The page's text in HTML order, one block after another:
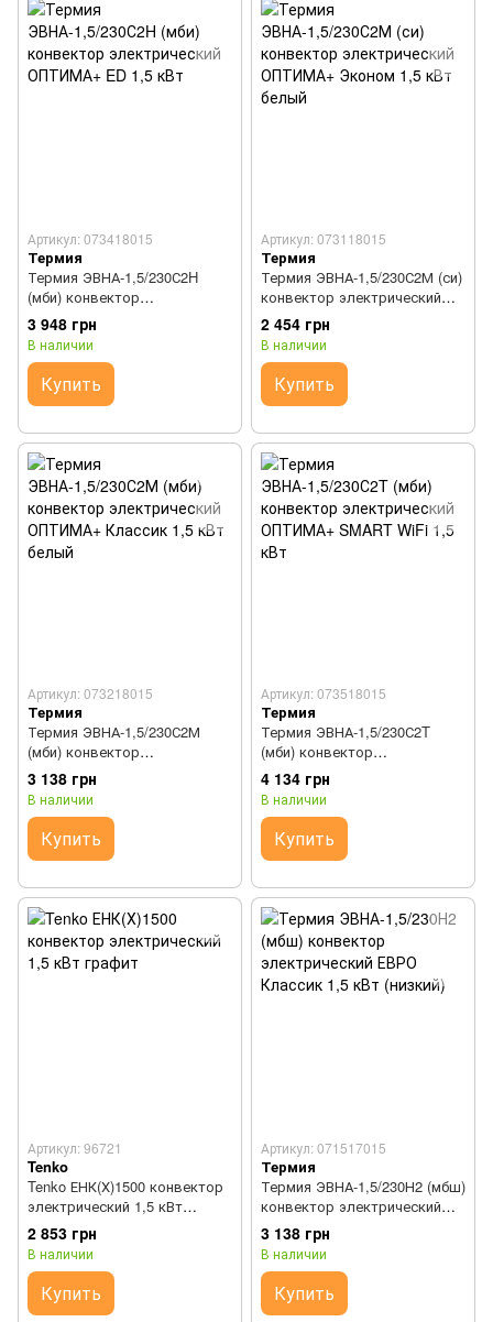
Артикул: 073418015
Термия
Термия ЭВНА-1,5/230С2H
(мби) конвектор
электрический ОПТИМА+ ED
1,5 кВт
3 948 грн
В наличии
Купить
Артикул: 073118015
Термия
Термия ЭВНА-1,5/230С2М (си)
конвектор электрический
ОПТИМА+ Эконом 1,5 кВт
белый
2 454 грн
В наличии
Купить
Артикул: 073218015
Термия
Термия ЭВНА-1,5/230С2М
(мби) конвектор
электрический ОПТИМА+
Классик 1,5 кВт белый
3 138 грн
В наличии
Купить
Артикул: 073518015
Термия
Термия ЭВНА-1,5/230С2T
(мби) конвектор
электрический ОПТИМА+
SMART WiFi 1,5 кВт
4 134 грн
В наличии
Купить
Артикул: 96721
Tenko
Tenko ЕНК(Х)1500 конвектор
электрический 1,5 кВт
графит
2 853 грн
В наличии
Купить
Артикул: 071517015
Термия
Термия ЭВНА-1,5/230Н2 (мбш)
конвектор электрический
ЕВРО Классик 1,5 кВт
(низкий)
3 138 грн
В наличии
Купить